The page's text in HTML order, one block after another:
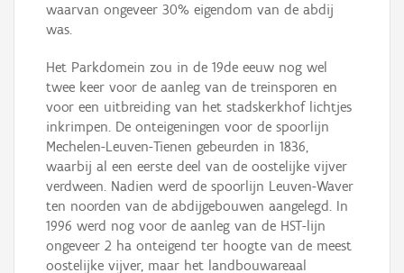
waarvan ongeveer 30% eigendom van de abdij
was.
Het Parkdomein zou in de 19de eeuw nog wel
twee keer voor de aanleg van de treinsporen en
voor een uitbreiding van het stadskerkhof lichtjes
inkrimpen. De onteigeningen voor de spoorlijn
Mechelen-Leuven-Tienen gebeurden in 1836,
waarbij al een eerste deel van de oostelijke vijver
verdween. Nadien werd de spoorlijn Leuven-Waver
ten noorden van de abdijgebouwen aangelegd. In
1996 werd nog voor de aanleg van de HST-lijn
ongeveer 2 ha onteigend ter hoogte van de meest
oostelijke vijver, maar het landbouwareaal